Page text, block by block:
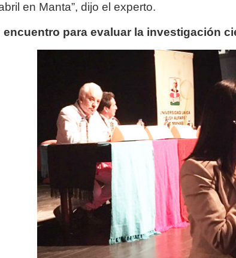
en Manta”, dijo el experto.
encuentro para evaluar la investigación